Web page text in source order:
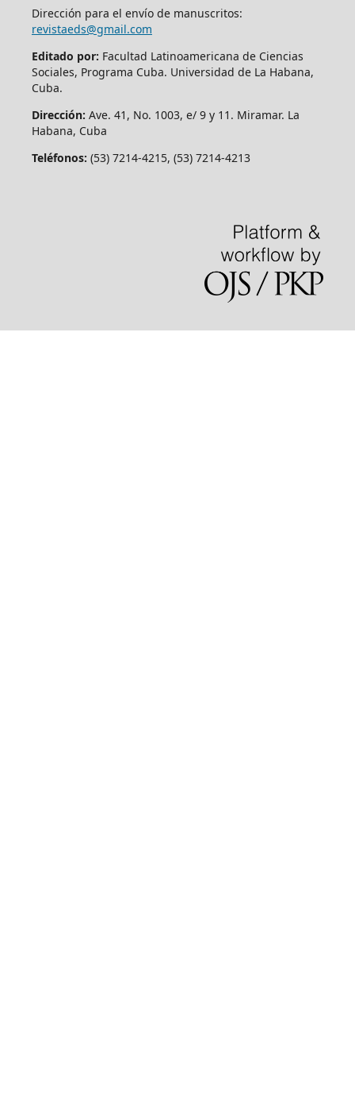
Dirección para el envío de manuscritos:
revistaeds@gmail.com
Editado por: Facultad Latinoamericana de Ciencias
Sociales, Programa Cuba. Universidad de La Habana,
Cuba.
Dirección: Ave. 41, No. 1003, e/ 9 y 11. Miramar. La
Habana, Cuba
Teléfonos: (53) 7214-4215, (53) 7214-4213